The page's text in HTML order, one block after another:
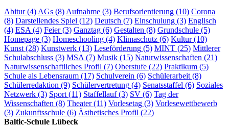
Abitur(4)AGs (8)Aufnahme (3) Berufsorientierung (10) Corona
(8) Darstellendes Spiel (12) Deutsch (7) Einschulung (3) Englisch
(4) ESA(4) Feier(3) Ganztag (6) Gestalten (8) Grundschule (5)
Homepage (3) Homeschooling (4) Klimaschutz (6) Kultur(10)
Kunst(28) Kunstwerk (13) Leseförderung (5) MINT (25) Mittlerer
Schulabschluss (3) MSA(7) Musik (15) Naturwissenschaften (21)
Naturwissenschaftliches Profil (7) Oberstufe (22) Praktikum (5)
Schule als Lebensraum (17) Schulverein (6) Schülerarbeit(8)
Schülerredaktion (9) Schülervertretung (4) Senatsstaffel (6) Soziales
Netzwerk (3) Sport(11) Staffellauf(3) SV (6) Tag der
Wissenschaften (8) Theater(11) Vorlesetag (3) Vorlesewettbewerb
(3) Zukunftsschule (6) Ästhetisches Profil (22)
Baltic-Schule Lübeck